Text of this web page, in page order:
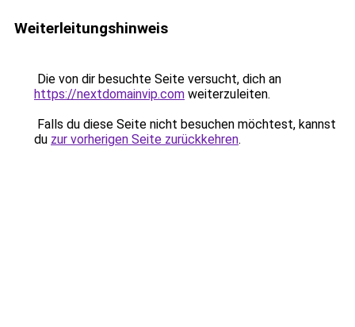
Weiterleitungshinweis
Die von dir besuchte Seite versucht, dich an
https://nextdomainvip.com weiterzuleiten.
Falls du diese Seite nicht besuchen möchtest, kannst
du zur vorherigen Seite zurückkehren.